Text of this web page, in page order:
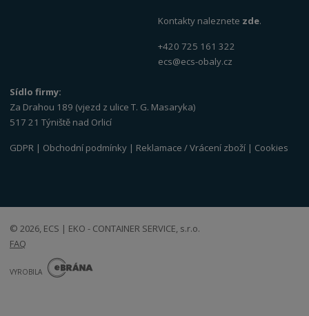
Kontakty naleznete zde.
+420 725 161 322
ecs@ecs-obaly.cz
Sídlo firmy:
Za Drahou 189 (vjezd z ulice T. G. Masaryka)
517 21 Týniště nad Orlicí
GDPR | Obchodní podmínky | Reklamace / Vrácení zboží | Cookies
© 2026, ECS | EKO - CONTAINER SERVICE, s.r.o.
FAQ
VYROBILA